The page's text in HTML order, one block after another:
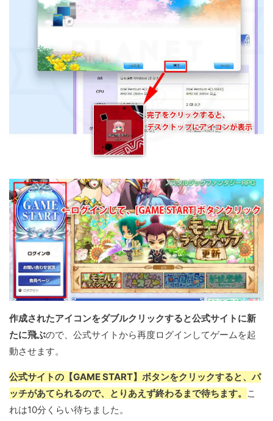
作成されたアイコンをダブルクリックすると公式サイトに新
たに飛ぶので、公式サイトから再度ログインしてゲームを起
動させます。
公式サイトの【GAME START】ボタンをクリックすると、パ
ッチがあてられるので、とりあえず終わるまで待ちます。
こ
れは10分くらい待ちました。